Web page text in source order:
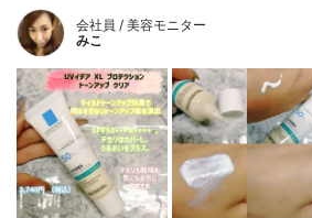
会社員 / 美容モニター
みこ